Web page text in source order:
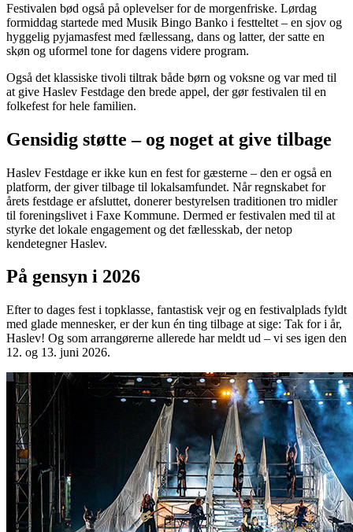
Festivalen bød også på oplevelser for de morgenfriske. Lørdag
formiddag startede med Musik Bingo Banko i festteltet – en sjov og
hyggelig pyjamasfest med fællessang, dans og latter, der satte en
skøn og uformel tone for dagens videre program.
Også det klassiske tivoli tiltrak både børn og voksne og var med til
at give Haslev Festdage den brede appel, der gør festivalen til en
folkefest for hele familien.
Gensidig støtte – og noget at give tilbage
Haslev Festdage er ikke kun en fest for gæsterne – den er også en
platform, der giver tilbage til lokalsamfundet. Når regnskabet for
årets festdage er afsluttet, donerer bestyrelsen traditionen tro midler
til foreningslivet i Faxe Kommune. Dermed er festivalen med til at
styrke det lokale engagement og det fællesskab, der netop
kendetegner Haslev.
På gensyn i 2026
Efter to dages fest i topklasse, fantastisk vejr og en festivalplads fyldt
med glade mennesker, er der kun én ting tilbage at sige: Tak for i år,
Haslev! Og som arrangørerne allerede har meldt ud – vi ses igen den
12. og 13. juni 2026.